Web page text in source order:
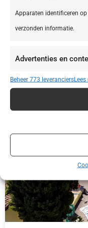
Apparaten identificeren
verzonden informatie.
Advertenties en
Beheer 773 leveranciers
Bliesgau